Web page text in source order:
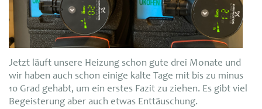
Jetzt läuft unsere Heizung schon gute drei Monate und
wir haben auch schon einige kalte Tage mit bis zu minus
10 Grad gehabt, um ein erstes Fazit zu ziehen. Es gibt viel
Begeisterung aber auch etwas Enttäuschung.